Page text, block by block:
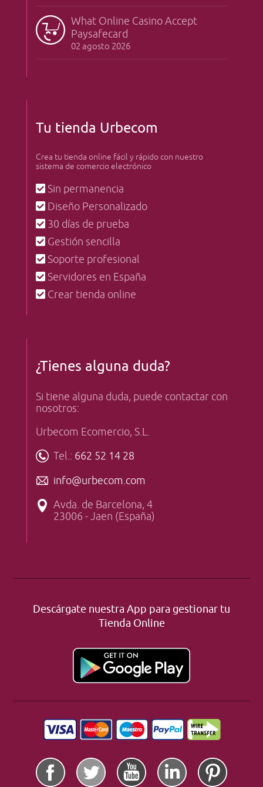
What Online Casino Accept
Paysafecard
02 agosto 2026
Tu tienda Urbecom
Crea tu tienda online fácil y rápido con nuestro
sistema de comercio electrónico
Sin permanencia
Diseño Personalizado
30 días de prueba
Gestión sencilla
Soporte profesional
Servidores en España
Crear tienda online
¿Tienes alguna duda?
Si tiene alguna duda, puede contactar con
nosotros:
Urbecom Ecomercio, S.L.
Tel.: 662 52 14 28
info@urbecom.com
Avda. de Barcelona, 4
23006 - Jaen (España)
Descárgate nuestra App para gestionar tu
Tienda Online